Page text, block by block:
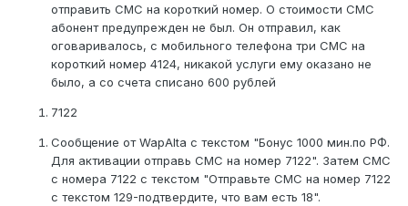
отправить СМС на короткий номер. О стоимости СМС
абонент предупрежден не был. Он отправил, как
оговаривалось, с мобильного телефона три СМС на
короткий номер 4124, никакой услуги ему оказано не
было, а со счета списано 600 рублей
7122
Сообщение от WapAlta c текстом "Бонус 1000 мин.по РФ.
Для активации отправь СМС на номер 7122". Затем СМС
с номера 7122 с текстом "Отправьте СМС на номер 7122
с текстом 129-подтвердите, что вам есть 18".